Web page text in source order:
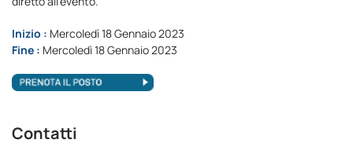
Inizio : Mercoledì 18 Gennaio 2023
Fine : Mercoledì 18 Gennaio 2023
Contatti